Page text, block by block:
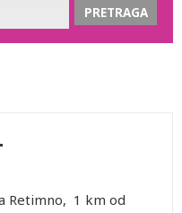
Retimno, 1 km od